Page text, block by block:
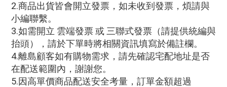
2.商品出貨皆會開立發票，如未收到發票，煩請與
小編聯繫。
3.如需開立 雲端發票 或 三聯式發票（請提供統編與
抬頭），請於下單時將相關資訊填寫於備註欄。
4.離島顧客如有購物需求，請先確認宅配地址是否
在配送範圍內，謝謝您。
5.因高單價商品配送安全考量，訂單金額超過